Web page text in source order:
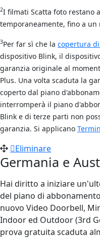
2I filmati Scatta foto restano
temporaneamente, fino a un
3Per far sì che la copertura
dispositivo Blink, il
garanzia originale al
Plus. Una volta scaduta la
coperto dal piano
interromperà il piano
Blink e di terze parti non
garanzia. Si applicano
Eliminare
Germania e
Hai diritto a iniziare
del piano di
nuovo Video Doorbell,
Indoor ed Outdoor (3rd
prova gratuita scaduta